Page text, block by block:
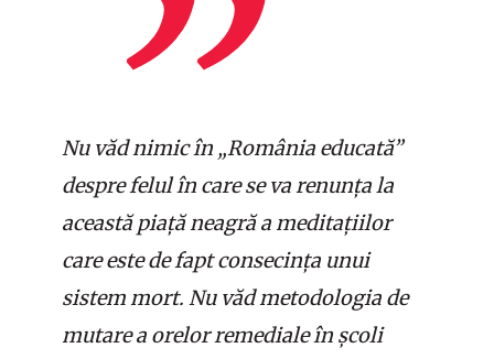
Nu văd nimic în „România educată”
despre felul în care se va renunța la
această piață neagră a meditațiilor
care este de fapt consecința unui
sistem mort. Nu văd metodologia de
mutare a orelor remediale în școli